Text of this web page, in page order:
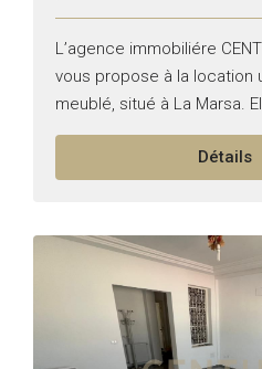
L’agence immobiliére
vous propose à la location
meublé, situé à La Marsa.
Un salon lumineux qui
Détails